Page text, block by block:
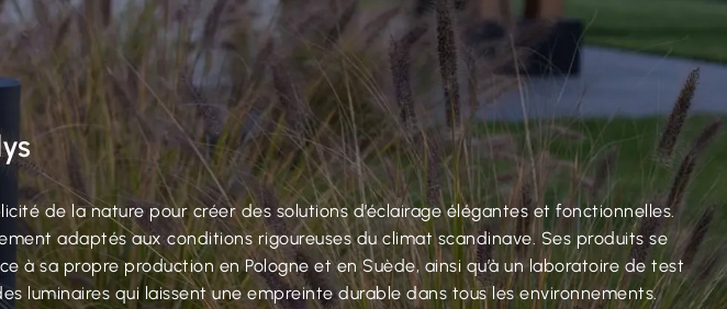
de la nature pour créer des solutions d’éclairage élégantes et fonctionnelles.
adaptés aux conditions rigoureuses du climat scandinave. Ses produits se
sa propre production en Pologne et en Suède, ainsi qu’à un laboratoire de test
luminaires qui laissent une empreinte durable dans tous les environnements.